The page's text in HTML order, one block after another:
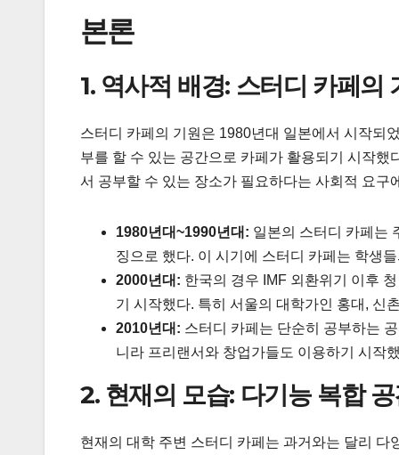
본론
1. 역사적 배경: 스터디 카페의
스터디 카페의 기원은 1980년대 일본에서 시작되
부를 할 수 있는 공간으로 카페가 활용되기 시작
서 공부할 수 있는 장소가 필요하다는 사회적 요구
1980년대~1990년대: 일본의 스터디 카페는
징으로 했다. 이 시기에 스터디 카페는 학생
2000년대: 한국의 경우 IMF 외환위기 이후
기 시작했다. 특히 서울의 대학가인 홍대, 신
2010년대: 스터디 카페는 단순히 공부하는
니라 프리랜서와 창업가들도 이용하기 시작
2. 현재의 모습: 다기능 복합
현재의 대학 주변 스터디 카페는 과거와는 달리